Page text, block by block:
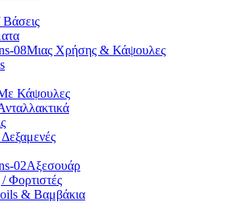
Βάσεις
Μιας Χρήσης & Κάψουλες
Κάψουλες
Αξεσουάρ
Φορτιστές
& Βαμβάκια